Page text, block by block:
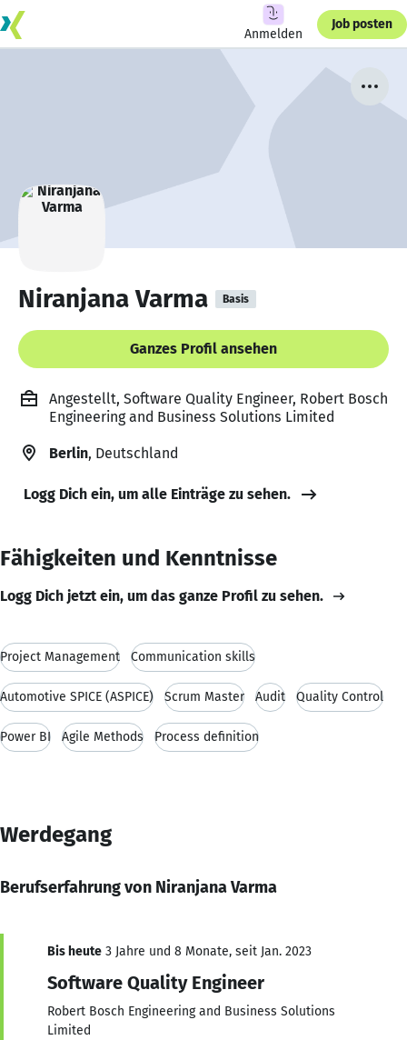
Anmelden
Job posten
Niranjana Varma Basis
Ganzes Profil ansehen
Angestellt, Software Quality Engineer, Robert Bosch
Engineering and Business Solutions Limited
Berlin, Deutschland
Logg Dich ein, um alle Einträge zu sehen.
Fähigkeiten und Kenntnisse
Logg Dich jetzt ein, um das ganze Profil zu sehen.
Project Management Communication skills
Automotive SPICE (ASPICE) Scrum Master Audit Quality Control
Power BI Agile Methods Process definition
Werdegang
Berufserfahrung von Niranjana Varma
Bis heute 3 Jahre und 8 Monate, seit Jan. 2023
Software Quality Engineer
Robert Bosch Engineering and Business Solutions
Limited